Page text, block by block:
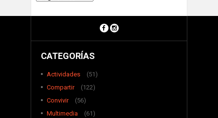
CATEGORÍAS
Actividades
(51)
Compartir
(122)
Convivir
(56)
Multimedia
(61)